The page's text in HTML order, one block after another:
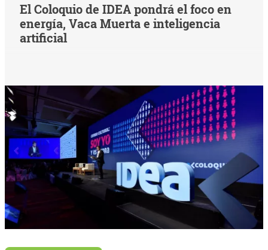
El Coloquio de IDEA pondrá el foco en
energía, Vaca Muerta e inteligencia
artificial